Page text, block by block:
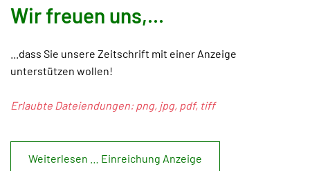
Wir freuen uns,...
...dass Sie unsere Zeitschrift mit einer Anzeige
unterstützen wollen!
Erlaubte Dateiendungen: png, jpg, pdf, tiff
Weiterlesen … Einreichung Anzeige